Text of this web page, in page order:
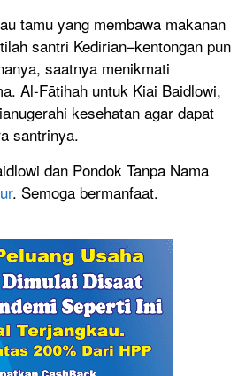
tamu yang membawa makanan
santri Kedirian–kentongan pun
saatnya menikmati
Al-Fātihah untuk Kiai Baidlowi,
kesehatan agar dapat
santrinya.
dan Pondok Tanpa Nama
. Semoga bermanfaat.